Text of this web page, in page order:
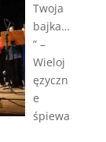
Twoja
bajka…
” –
Wieloj
ęzyczn
e
śpiewa